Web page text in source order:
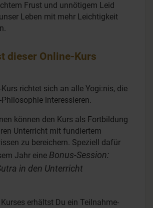
Frust und unnötigem Leid
Leben mit mehr Leichtigkeit
dieser Online-Kurs
Kurs richtet sich an alle Yogi:nis, die
interessieren.
können den Kurs als Fortbildung
Unterricht mit fundiertem
zu bereichern. Speziell dafür
Jahr eine Bonus-Session:
in den Unterricht
erhältst Du ein Teilnahme-